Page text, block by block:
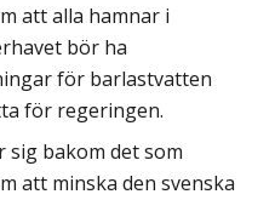
att alla hamnar i
bör ha
för barlastvatten
för regeringen.
sig bakom det som
att minska den svenska